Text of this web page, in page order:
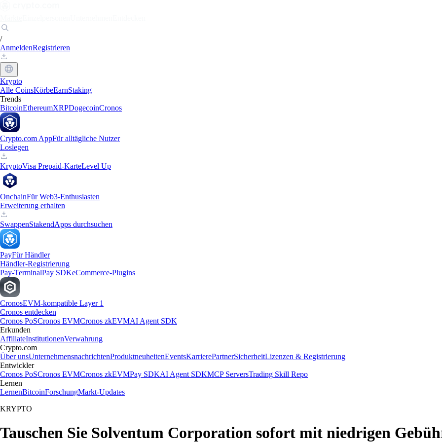
/
AnmeldenRegistrieren
Krypto
Alle CoinsKörbeEarnStaking
Trends
BitcoinEthereumXRPDogecoinCronos
Crypto.com AppFür alltägliche Nutzer
Loslegen
KryptoVisa Prepaid-KarteLevel Up
OnchainFür Web3-Enthusiasten
Erweiterung erhalten
SwappenStakendApps durchsuchen
PayFür Händler
Händler-Registrierung
Pay-TerminalPay SDKeCommerce-Plugins
CronosEVM-kompatible Layer 1
Cronos entdecken
Cronos PoSCronos EVMCronos zkEVMAI Agent SDK
Erkunden
AffiliateInstitutionenVerwahrung
Crypto.com
Über unsUnternehmensnachrichtenProduktneuheitenEventsKarrierePartnerSicherheitLizenzen & Registrierung
Entwickler
Cronos PoSCronos EVMCronos zkEVMPay SDKAI Agent SDKMCP ServersTrading Skill Repo
Lernen
LernenBitcoinForschungMarkt-Updates
KRYPTO
Tauschen Sie Solventum Corporation sofort mit niedrigen